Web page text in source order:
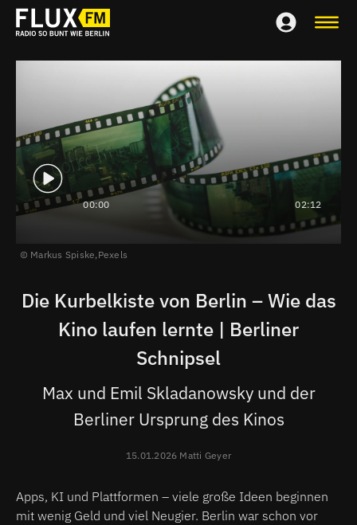
00:00 02:12
Markus Spiske, Pexels
Die Kurbelkiste von Berlin – Wie das
Kino laufen lernte | Berliner
Schnipsel
Max und Emil Skladanowsky und der
Berliner Ursprung des Kinos
15.01.2026 Matti Geyer
Apps, KI und Plattformen – viele große Ideen beginnen
mit wenig Geld und viel Neugier. Berlin war schon vor